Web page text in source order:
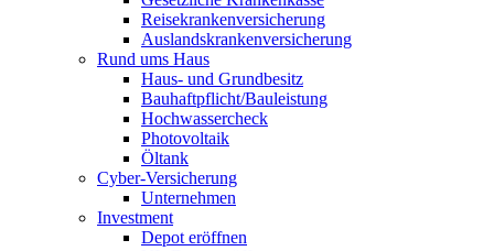
Reisekrankenversicherung
Auslandskrankenversicherung
Rund ums Haus
Haus- und Grundbesitz
Bauhaftpflicht/Bauleistung
Hochwassercheck
Photovoltaik
Öltank
Cyber-Versicherung
Unternehmen
Investment
Depot eröffnen